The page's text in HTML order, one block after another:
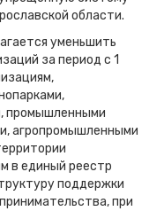
области.
уменьшить
за период с 1
промышленными
агропромышленными
в единый реестр
поддержки
при